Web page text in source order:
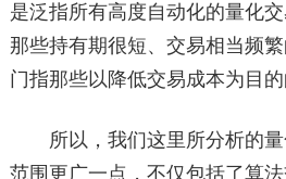
是泛指所有高度自动化的量化
那些持有期很短、交易相当频
门指那些以降低交易成本为目的
所以，我们这里所分析的量
范围更广一点，不仅包括了算